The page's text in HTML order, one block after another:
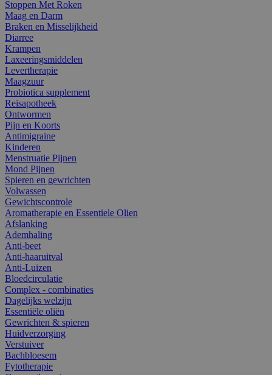
Stoppen Met Roken
Maag en Darm
Braken en Misselijkheid
Diarree
Krampen
Laxeeringsmiddelen
Levertherapie
Maagzuur
Probiotica supplement
Reisapotheek
Ontwormen
Pijn en Koorts
Antimigraine
Kinderen
Menstruatie Pijnen
Mond Pijnen
Spieren en gewrichten
Volwassen
Gewichtscontrole
Aromatherapie en Essentiele Olien
Afslanking
Ademhaling
Anti-beet
Anti-haaruitval
Anti-Luizen
Bloedcirculatie
Complex - combinaties
Dagelijks welzijn
Essentiële oliën
Gewrichten & spieren
Huidverzorging
Verstuiver
Bachbloesem
Fytotherapie